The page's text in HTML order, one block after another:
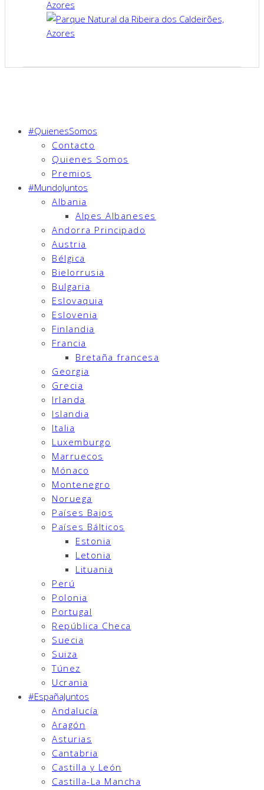
Azores
#QuienesSomos
Contacto
Quienes Somos
Premios
#MundoJuntos
Albania
Alpes Albaneses
Andorra Principado
Austria
Bélgica
Bielorrusia
Bulgaria
Eslovaquia
Eslovenia
Finlandia
Francia
Bretaña francesa
Georgia
Grecia
Irlanda
Islandia
Italia
Luxemburgo
Marruecos
Mónaco
Montenegro
Noruega
Países Bajos
Países Bálticos
Estonia
Letonia
Lituania
Perú
Polonia
Portugal
República Checa
Suecia
Suiza
Túnez
Ucrania
#EspañaJuntos
Andalucía
Aragón
Asturias
Cantabria
Castilla y León
Castilla-La Mancha